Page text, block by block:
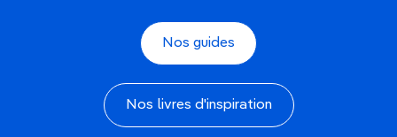
Nos guides
Nos livres d'inspiration